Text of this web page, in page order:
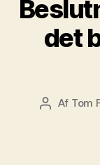
det
Af Tom